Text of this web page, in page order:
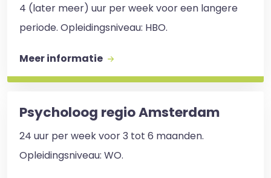
4 (later meer) uur per week voor een langere
periode. Opleidingsniveau: HBO.
Meer informatie
Psycholoog regio Amsterdam
24 uur per week voor 3 tot 6 maanden.
Opleidingsniveau: WO. ​